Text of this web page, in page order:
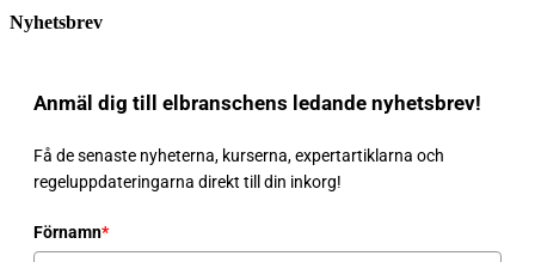
Nyhetsbrev
Anmäl dig till elbranschens ledande nyhetsbrev!
Få de senaste nyheterna, kurserna, expertartiklarna och
regeluppdateringarna direkt till din inkorg!
Förnamn*